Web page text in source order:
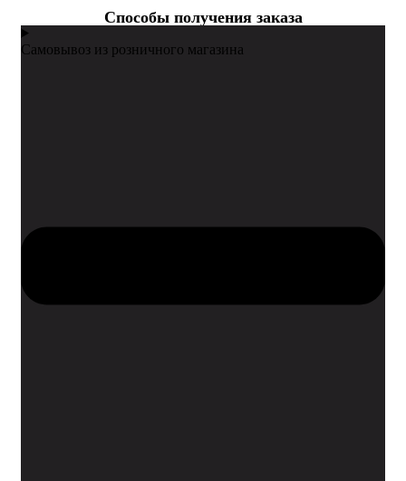
Cпособы получения заказа
Самовывоз из розничного магазина